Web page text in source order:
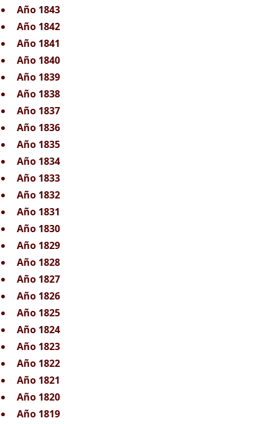
Año 1843
Año 1842
Año 1841
Año 1840
Año 1839
Año 1838
Año 1837
Año 1836
Año 1835
Año 1834
Año 1833
Año 1832
Año 1831
Año 1830
Año 1829
Año 1828
Año 1827
Año 1826
Año 1825
Año 1824
Año 1823
Año 1822
Año 1821
Año 1820
Año 1819